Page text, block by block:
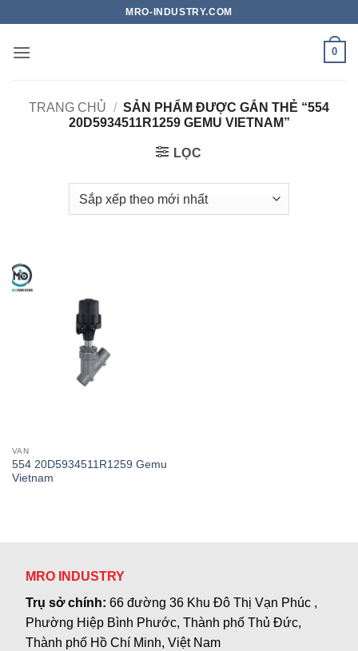
nội
MRO-INDUSTRY.COM
0
TRANG CHỦ / SẢN PHẨM ĐƯỢC GẮN THẺ “554
20D5934511R1259 GEMU VIETNAM”
LỌC
VAN
554 20D5934511R1259 Gemu
Vietnam
MRO INDUSTRY
Trụ sở chính:66 đường 36 Khu Đô Thị Vạn Phúc ,
Phường Hiệp Bình Phước, Thành phố Thủ Đức,
Thành phố Hồ Chí Minh, Việt Nam